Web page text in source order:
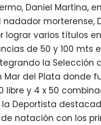
Daniel Martina,
morterense,
lograr varios títulos
de 50 y 100 mts
la Selección
Mar del Plata donde
libre y 4 x 50
Deportista
natación con los